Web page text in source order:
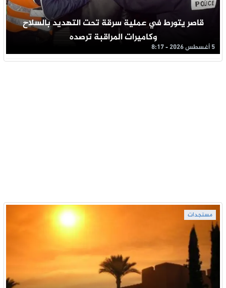
قاصر يتورط في عملية سرقة تحت التهديد بالسلاح
وكاميرات المراقبة ترصده
5 أغسطس 2026 - 8:17
مستجدات